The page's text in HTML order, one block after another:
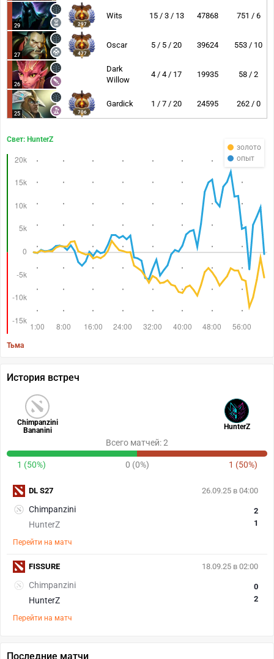
29 297
Wits 15 / 3 / 13 47868 751 / 6
27 477
Oscar 5 / 5 / 20 39624 553 / 10
26
Dark
Willow
4 / 4 / 17 19935 58 / 2
25 706
Gardick 1 / 7 / 20 24595 262 / 0
золото
опыт
Свет: HunterZ
Тьма
История встреч
Chimpanzini
Bananini
HunterZ
Всего матчей: 2
1 (50%) 0 (0%) 1 (50%)
26.09.25 в 04:00
Chimpanzini
HunterZ
2
1
Перейти на матч
DL S27
18.09.25 в 02:00
Chimpanzini
HunterZ
0
2
Перейти на матч
FISSURE
Последние матчи